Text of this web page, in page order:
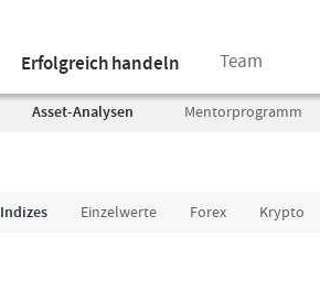
Erfolgreich handeln Team
Asset-Analysen Mentorprogramm
Indizes Einzelwerte Forex Krypto